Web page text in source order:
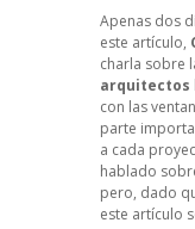
Apenas dos
este artículo,
charla sobre
arquitectos
con las
parte
a cada
hablado
pero, dado
este artículo